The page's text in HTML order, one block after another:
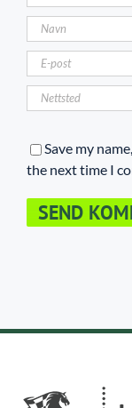
Save my
the next time I